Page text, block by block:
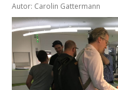
Autor: Carolin Gattermann